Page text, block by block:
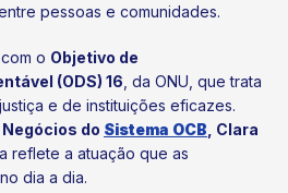
pessoas e comunidades.
o Objetivo de
(ODS) 16 , da ONU, que trata
e de instituições eficazes.
do Sistema OCB , Clara
reflete a atuação que as
dia a dia.